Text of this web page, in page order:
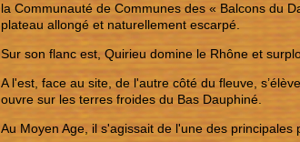
la Communauté de Communes des « Balcons du
plateau allongé et naturellement escarpé.
Sur son flanc est, Quirieu domine le Rhône et
A l'est, face au site, de l'autre côté du fleuve,
ouvre sur les terres froides du Bas Dauphiné.
Au Moyen Age, il s'agissait de l'une des principales